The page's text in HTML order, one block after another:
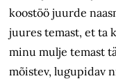
koostöö juurde
juures temast, et ta
minu mulje temast
mõistev, lugupidav